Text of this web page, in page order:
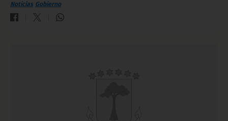
Noticias Gobierno